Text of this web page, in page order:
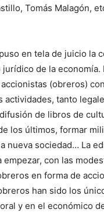
Tomás Malagón,
en tela de juicio la
de la economía.
(obreros)
actividades, tanto
de libros de
los últimos, formar
nueva sociedad… La
empezar, con las
en forma de
han sido los
y en el económico